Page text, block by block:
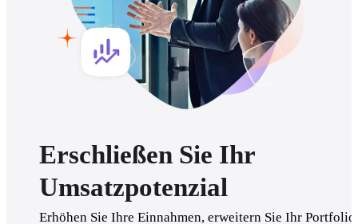
Erschließen Sie Ihr
Umsatzpotenzial
Erhöhen Sie Ihre Einnahmen, erweitern Sie Ihr Portfolio